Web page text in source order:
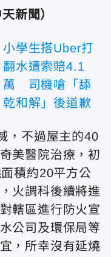
新聞）
小學生搭Uber打
翻水遭索賠4.1
萬 司機嗆「舔
乾和解」後道歉
，不過屋主的40
美醫院治療，初
積約20平方公
火調科後續將進
轄區進行防火宣
公司及環保局等
，所幸沒有延燒